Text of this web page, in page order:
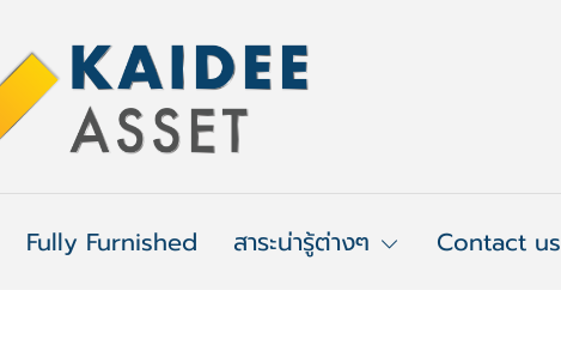
Fully Furnished สาระน่ารู้ต่างๆ Contact us